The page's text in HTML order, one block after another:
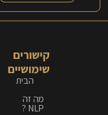
קישורים
שימושיים
הבית
מה זה
NLP ?